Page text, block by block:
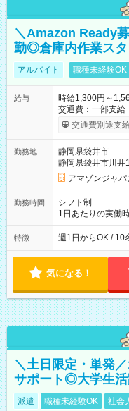
＼Amazon Ready
勤◎倉庫内作業ス
アルバイト 職種未経験OK
給与
時給1,300円～
交通費：一部支給
実費支給） ※22:00～翌5:00までは時給25%UP！ ■給与前払い
制度あり ※前払
交通費別途支
勤務地
静岡県袋井市
静岡県袋井市川井
アマゾンジャ
勤務時間
シフト制
1日あたりの実働
社後、就業可能シ
特徴 週1日からOK / 10
気になる！
＼土日限定・単発
サポート◎大学生活
派遣 職種未経験OK 社会